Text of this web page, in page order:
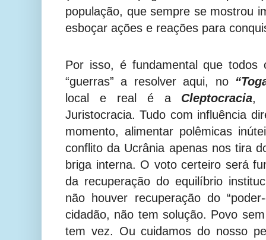
população, que sempre se mostrou
esboçar ações e reações para
Por isso, é fundamental que todos
“guerras” a resolver aqui, no
local e real é a Cleptocracia,
Juristocracia. Tudo com influência
momento, alimentar polêmicas
conflito da Ucrânia apenas nos tira
briga interna. O voto certeiro será
da recuperação do equilíbrio
não houver recuperação do
cidadão, não tem solução. Povo
tem vez. Ou cuidamos do nosso